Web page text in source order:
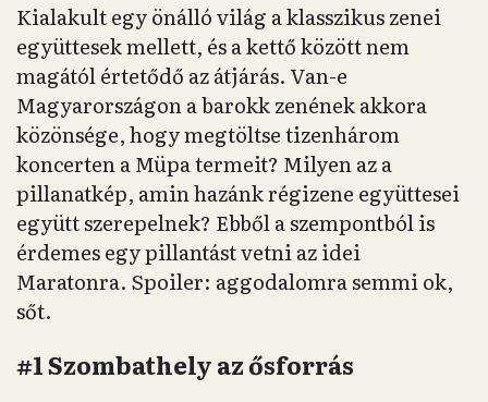
Kialakult egy önálló világ a klasszikus zenei
együttesek mellett, és a kettő között nem
magától értetődő az átjárás. Van-e
Magyarországon a barokk zenének akkora
közönsége, hogy megtöltse tizenhárom
koncerten a Müpa termeit? Milyen az a
pillanatkép, amin hazánk régizene együttesei
együtt szerepelnek? Ebből a szempontból is
érdemes egy pillantást vetni az idei
Maratonra. Spoiler: aggodalomra semmi ok,
sőt.
#1 Szombathely az ősforrás